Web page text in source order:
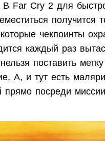
Far Cry 2 для
получится
чекпоинты
каждый раз
поставить
А, и тут есть
прямо посреди